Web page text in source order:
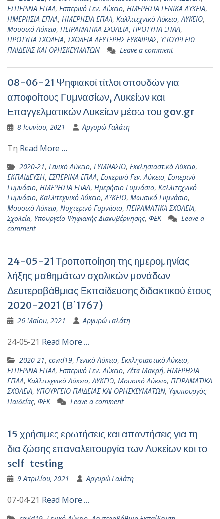
ΕΣΠΕΡΙΝΑ ΕΠΑΛ, Εσπερινό Γεν. Λύκειο, ΗΜΕΡΗΣΙΑ ΓΕΝΙΚΑ ΛΥΚΕΙΑ,
ΗΜΕΡΗΣΙΑ ΕΠΑΛ, ΗΜΕΡΗΣΙΑ ΕΠΑΛ, Καλλιτεχνικό Λύκειο,ΛΥΚΕΙΟ,
Μουσικό Λύκειο, ΠΕΙΡΑΜΑΤΙΚΑ ΣΧΟΛΕΙΑ, ΠΡΟΤΥΠΑ ΕΠΑΛ,
ΠΡΟΤΥΠΑ ΣΧΟΛΕΙΑ,ΣΧΟΛΕΙΑ ΔΕΥΤΕΡΗΣ ΕΥΚΑΙΡΙΑΣ, ΥΠΟΥΡΓΕΙΟ
ΠΑΙΔΕΙΑΣ ΚΑΙ ΘΡΗΣΚΕΥΜΑΤΩΝ
Leave a comment
08-06-21 Ψηφιακοί τίτλοι σπουδών για
αποφοίτους Γυμνασίων, Λυκείων και
Επαγγελματικών Λυκείων μέσω του gov.gr
8 Ιουνίου, 2021 Αργυρώ Γαλάτη
Τη Read More …
2020-21, Γενικό Λύκειο, ΓΥΜΝΑΣΙΟ, Εκκλησιαστικό Λύκειο,
ΕΚΠΑΙΔΕΥΣΗ, ΕΣΠΕΡΙΝΑ ΕΠΑΛ, Εσπερινό Γεν. Λύκειο, Εσπερινό
Γυμνάσιο, ΗΜΕΡΗΣΙΑ ΕΠΑΛ, Ημερήσιο Γυμνάσιο, Καλλιτεχνικό
Γυμνάσιο, Καλλιτεχνικό Λύκειο,ΛΥΚΕΙΟ, Μουσικό Γυμνάσιο,
Μουσικό Λύκειο, Νυχτερινό Γυμνάσιο, ΠΕΙΡΑΜΑΤΙΚΑ ΣΧΟΛΕΙΑ,
Σχολεία, Υπουργείο Ψηφιακής Διακυβέρνησης, ΦΕΚ
Leave a
comment
24-05-21 Τροποποίηση της ημερομηνίας
λήξης μαθημάτων σχολικών μονάδων
Δευτεροβάθμιας Εκπαίδευσης διδακτικού έτους
2020-2021 (Β΄1767)
26 Μαΐου, 2021 Αργυρώ Γαλάτη
24-05-21 Read More …
2020-21, covid19, Γενικό Λύκειο, Εκκλησιαστικό Λύκειο,
ΕΣΠΕΡΙΝΑ ΕΠΑΛ, Εσπερινό Γεν. Λύκειο, Ζέτα Μακρή, ΗΜΕΡΗΣΙΑ
ΕΠΑΛ, Καλλιτεχνικό Λύκειο,ΛΥΚΕΙΟ, Μουσικό Λύκειο, ΠΕΙΡΑΜΑΤΙΚΑ
ΣΧΟΛΕΙΑ, ΥΠΟΥΡΓΕΙΟ ΠΑΙΔΕΙΑΣ ΚΑΙ ΘΡΗΣΚΕΥΜΑΤΩΝ, Υφυπουργός
Παιδείας, ΦΕΚ Leave a comment
15 χρήσιμες ερωτήσεις και απαντήσεις για τη
δια ζώσης επαναλειτουργία των Λυκείων και το
self-testing
9 Απριλίου, 2021 Αργυρώ Γαλάτη
07-04-21 Read More …